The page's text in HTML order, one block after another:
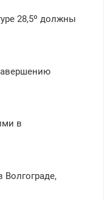
28,5º должны
в
Волгограде,